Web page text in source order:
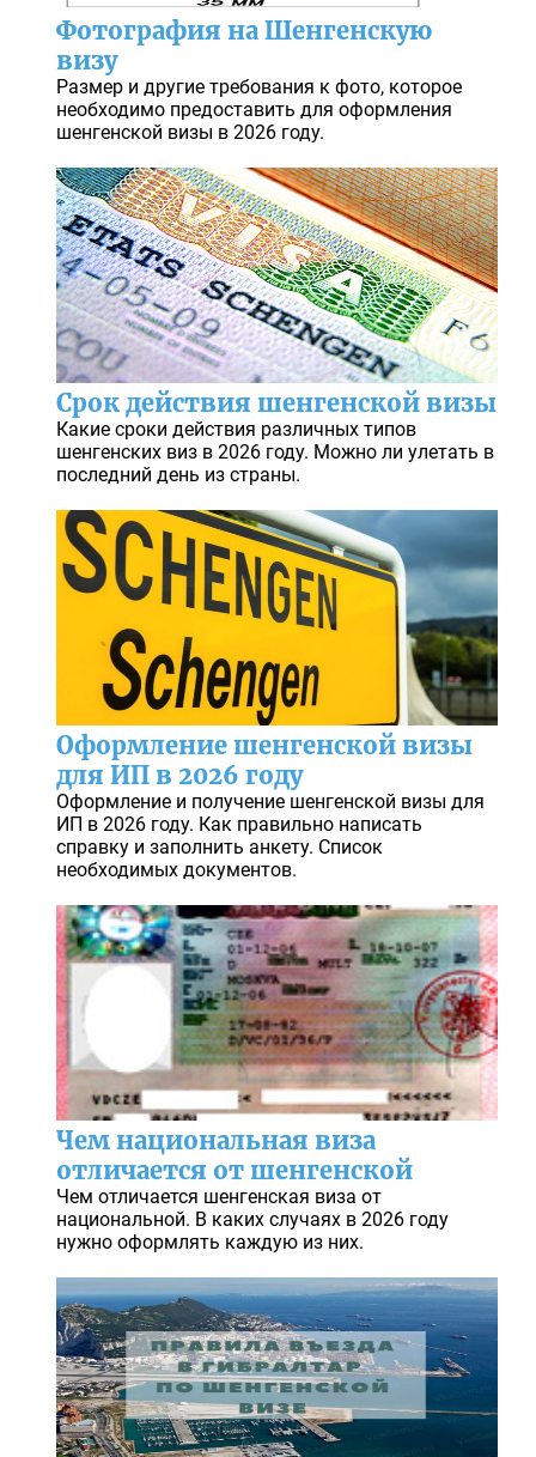
Фотография на Шенгенскую
визу
Размер и другие требования к фото, которое
необходимо предоставить для оформления
шенгенской визы в 2026 году.
Срок действия шенгенской визы
Какие сроки действия различных типов
шенгенских виз в 2026 году. Можно ли улетать в
последний день из страны.
Оформление шенгенской визы
для ИП в 2026 году
Оформление и получение шенгенской визы для
ИП в 2026 году. Как правильно написать
справку и заполнить анкету. Список
необходимых документов.
Чем национальная виза
отличается от шенгенской
Чем отличается шенгенская виза от
национальной. В каких случаях в 2026 году
нужно оформлять каждую из них.